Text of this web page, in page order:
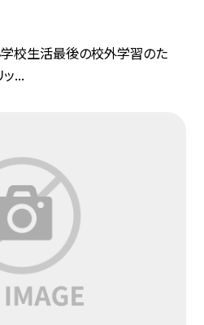
学校生活最後の校外学習のた
...